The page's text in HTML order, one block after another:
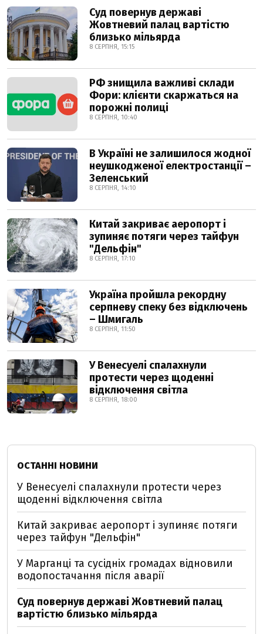
Суд повернув державі
Жовтневий палац вартістю
близько мільярда
8 СЕРПНЯ, 15:15
РФ знищила важливі склади
Фори: клієнти скаржаться на
порожні полиці
8 СЕРПНЯ, 10:40
В Україні не залишилося жодної
неушкодженої електростанції –
Зеленський
8 СЕРПНЯ, 14:10
Китай закриває аеропорт і
зупиняє потяги через тайфун
"Дельфін"
8 СЕРПНЯ, 17:10
Україна пройшла рекордну
серпневу спеку без відключень
– Шмигаль
8 СЕРПНЯ, 11:50
У Венесуелі спалахнули
протести через щоденні
відключення світла
8 СЕРПНЯ, 18:00
ОСТАННІ НОВИНИ
У Венесуелі спалахнули протести через
щоденні відключення світла
Китай закриває аеропорт і зупиняє потяги
через тайфун "Дельфін"
У Марганці та сусідніх громадах відновили
водопостачання після аварії
Суд повернув державі Жовтневий палац
вартістю близько мільярда